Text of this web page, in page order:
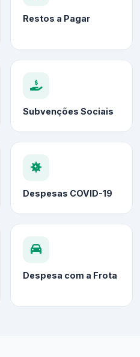
Restos a Pagar
Subvenções Sociais
Despesas COVID-19
Despesa com a Frota